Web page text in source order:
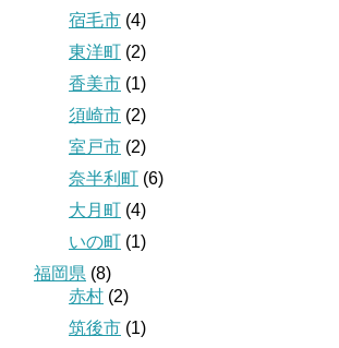
宿毛市 (4)
東洋町 (2)
香美市 (1)
須崎市 (2)
室戸市 (2)
奈半利町 (6)
大月町 (4)
いの町 (1)
福岡県 (8)
赤村 (2)
筑後市 (1)